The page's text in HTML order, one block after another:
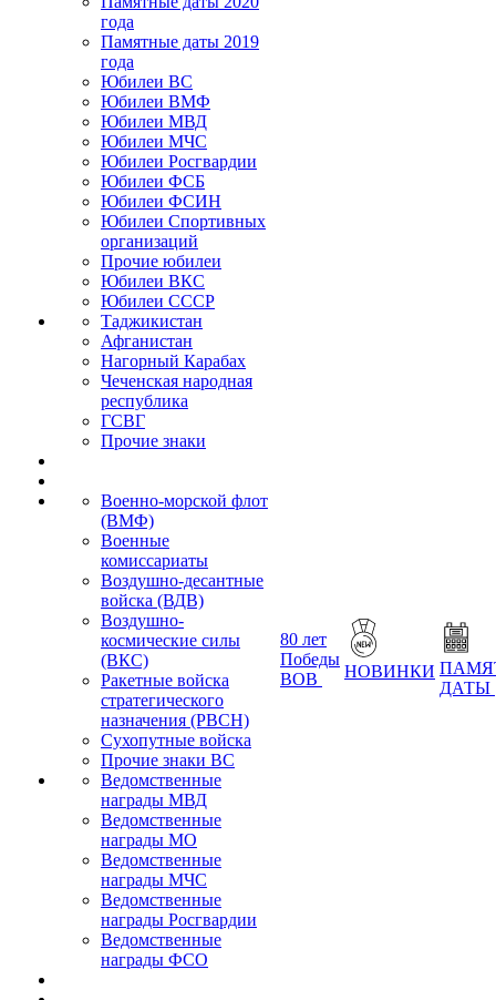
года
Памятные даты 2019
года
Юбилеи ВС
Юбилеи ВМФ
Юбилеи МВД
Юбилеи МЧС
Юбилеи Росгвардии
Юбилеи ФСБ
Юбилеи ФСИН
Юбилеи Спортивных
организаций
Прочие юбилеи
Юбилеи ВКС
Юбилеи СССР
Таджикистан
Афганистан
Нагорный Карабах
Чеченская народная
республика
ГСВГ
Прочие знаки
Военно-морской флот
(ВМФ)
Военные
комиссариаты
Воздушно-десантные
войска (ВДВ)
Воздушно-
космические силы
(ВКС)
Ракетные войска
стратегического
назначения (РВСН)
Сухопутные войска
Прочие знаки ВС
Ведомственные
награды МВД
Ведомственные
награды МО
Ведомственные
награды МЧС
Ведомственные
награды Росгвардии
Ведомственные
награды ФСО
80 лет
Победы
ВОВ
НОВИНКИ
ДАТЫ